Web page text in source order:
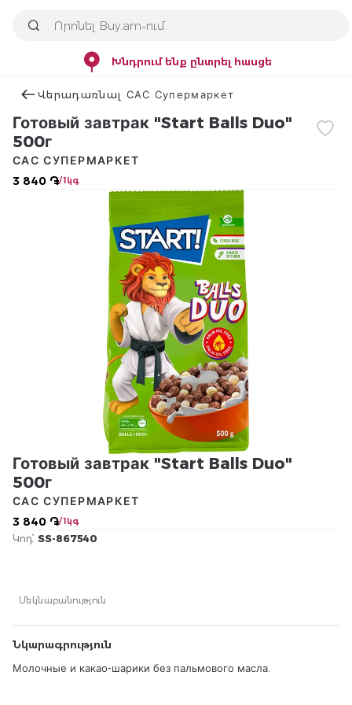
Խնդրում ենք ընտրել հասցե
Վերադառնալ САС Супермаркет
Готовый завтрак "Start Balls Duo"
500г
3 840 ֏/ 1կգ
САС СУПЕРМАРКЕТ
Готовый завтрак "Start Balls Duo"
500г
3 840 ֏/ 1կգ
САС СУПЕРМАРКЕТ
Կոդ՝ SS-867540
Մեկնաբանություն
Նկարագրություն
Молочные и какао-шарики без пальмового масла.